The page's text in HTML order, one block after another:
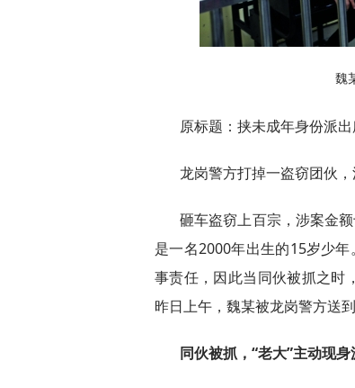
魏
原标题：挟未成年身份派
龙岗警方打掉一盗窃团伙
砸车盗窃上百宗，涉案金
是一名2000年出生的15岁少
事责任，因此当同伙被抓之时
昨日上午，魏某被龙岗警方送
同伙被抓，“老大”主动现